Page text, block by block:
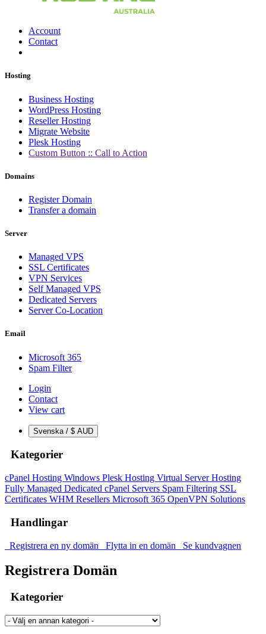
Account
Contact
Hosting
Business Hosting
WordPress Hosting
Reseller Hosting
Migrate Website
Plesk Hosting
Custom Button :: Call to Action
Domains
Register Domain
Transfer a domain
Server
Managed VPS
SSL Certificates
VPN Services
Self Managed VPS
Dedicated Servers
Server Co-Location
Email
Microsoft 365
Spam Filter
Login
Contact
View cart
Svenska / $ AUD
Kategorier
cPanel Hosting Windows Plesk Hosting Virtual Server Hosting
Fully Managed Dedicated cPanel Servers Spam Filtering SSL
Certificates WHM Resellers Microsoft 365 OpenVPN Solutions
Handlingar
Registrera en ny domän Flytta in en domän Se kundvagnen
Registrera Domän
Kategorier